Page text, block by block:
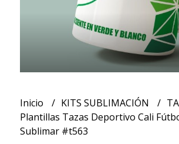
Inicio KITS SUBLIMACIÓN
Plantillas Tazas Deportivo Cali
Sublimar #t563